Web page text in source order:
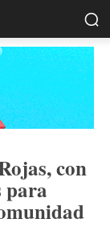
con
para